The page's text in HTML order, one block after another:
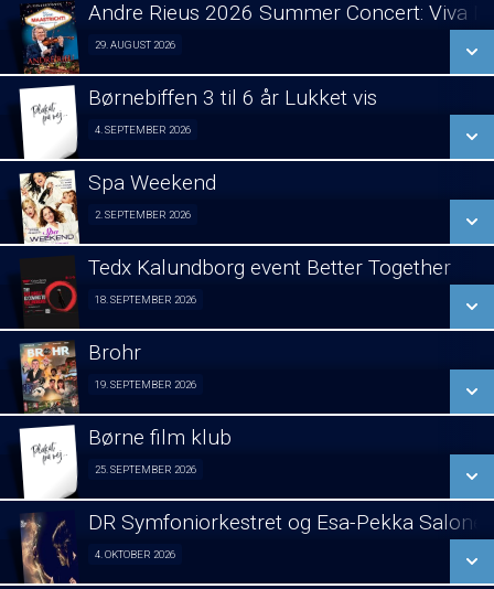
LÆS MERE
LÆS MERE
Andre Rieus 2026 Summer Concert: Viva
29. AUGUST 2026
LÆS MERE
Børnebiffen 3 til 6 år Lukket vis
4. SEPTEMBER 2026
LÆS MERE
Spa Weekend
2. SEPTEMBER 2026Girls night out 02/09
SE ALLE DAGE
Tedx Kalundborg event Better Together
18. SEPTEMBER 2026
SE ALLE DAGE
LÆS MERE
Brohr
19. SEPTEMBER 2026Forpremiere 19/09
SE ALLE DAGE
LÆS MERE
Børne film klub
25. SEPTEMBER 2026
DR Symfoniorkestret og Esa-Pekka
4. OKTOBER 2026Koncert visning 04/10